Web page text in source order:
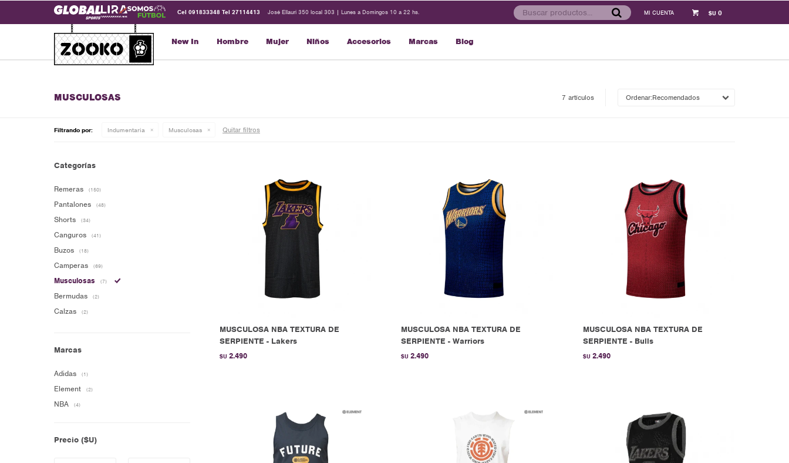
New In Hombre Mujer Niños Accesorios Marcas Blog
$U 0
Cel 091833348 Tel 27114413 José Ellauri 350 local 303 | Lunes a Domingos 10 a 22 hs.
MUSCULOSAS 7 artículos Recomendados
Filtrando por: Indumentaria Musculosas Quitar filtros
MUSCULOSA NBA TEXTURA DE
SERPIENTE - Lakers
$U 2.490
MUSCULOSA NBA TEXTURA DE
SERPIENTE - Warriors
$U 2.490
MUSCULOSA NBA TEXTURA DE
SERPIENTE - Bulls
$U 2.490
Categorías
Remeras (150)
Pantalones (48)
Shorts (34)
Canguros (41)
Buzos (18)
Camperas (69)
Musculosas (7)
Bermudas (2)
Calzas (2)
Marcas
Adidas (1)
Element (2)
NBA (4)
Precio ($U)